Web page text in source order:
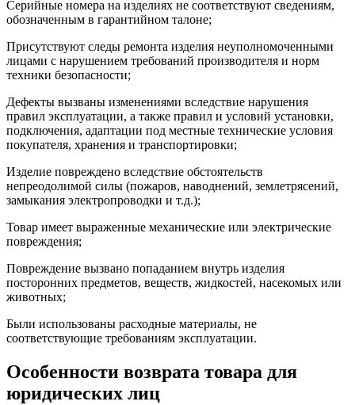
Серийные номера на изделиях не соответствуют сведениям,
обозначенным в гарантийном талоне;
Присутствуют следы ремонта изделия неуполномоченными
лицами с нарушением требований производителя и норм
техники безопасности;
Дефекты вызваны изменениями вследствие нарушения
правил эксплуатации, а также правил и условий установки,
подключения, адаптации под местные технические условия
покупателя, хранения и транспортировки;
Изделие повреждено вследствие обстоятельств
непреодолимой силы (пожаров, наводнений, землетрясений,
замыкания электропроводки и т.д.);
Товар имеет выраженные механические или электрические
повреждения;
Повреждение вызвано попаданием внутрь изделия
посторонних предметов, веществ, жидкостей, насекомых или
животных;
Были использованы расходные материалы, не
соответствующие требованиям эксплуатации.
Особенности возврата товара для
юридических лиц